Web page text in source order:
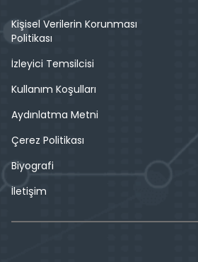
Kişisel Verilerin Korunması
Politikası
İzleyici Temsilcisi
Kullanım Koşulları
Aydınlatma Metni
Çerez Politikası
Biyografi
İletişim